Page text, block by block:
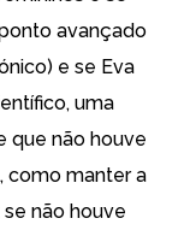
avançado
e se Eva
uma
que não houve
como manter a
se não houve